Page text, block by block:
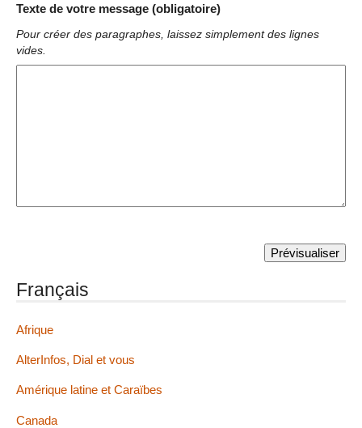
Texte de votre message (obligatoire)
Pour créer des paragraphes, laissez simplement des lignes
vides.
Français
Afrique
AlterInfos, Dial et vous
Amérique latine et Caraïbes
Canada